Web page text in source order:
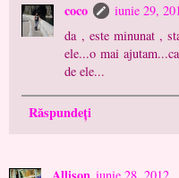
coco
iunie 29,
da , este minunat ,
ele...o mai
de ele...
Răspundeți
iunie 28, 2012